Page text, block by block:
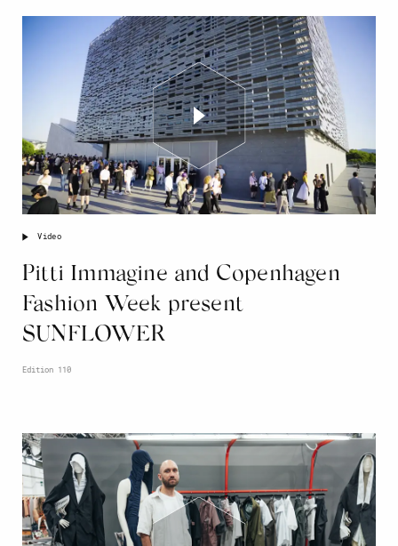
Pitti Immagine and Copenhagen
Fashion Week present
SUNFLOWER
Video
Edition 110